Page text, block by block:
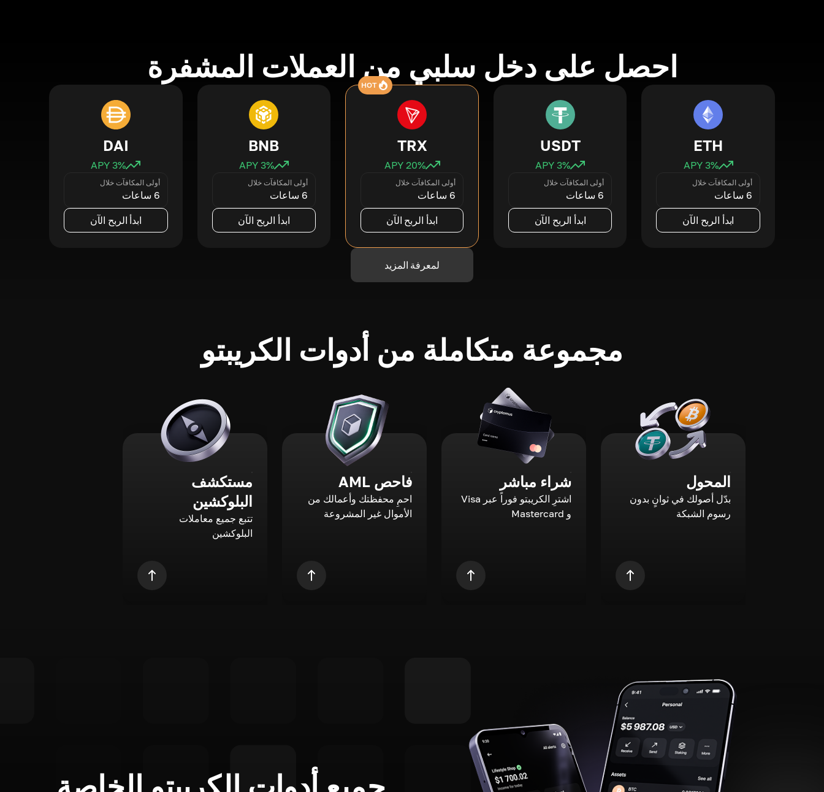
احصل على دخل سلبي من العملات المشفرة
ETH
3% APY
أولى المكافآت خلال
6 ساعات
ابدأ الربح الآن
USDT
3% APY
أولى المكافآت خلال
6 ساعات
ابدأ الربح الآن
HOT
TRX
20% APY
أولى المكافآت خلال
6 ساعات
ابدأ الربح الآن
BNB
3% APY
أولى المكافآت خلال
6 ساعات
ابدأ الربح الآن
DAI
3% APY
أولى المكافآت خلال
6 ساعات
ابدأ الربح الآن
لمعرفة المزيد
مجموعة متكاملة من أدوات الكريبتو
المحول
بدّل أصولك في ثوانٍ بدون
رسوم الشبكة
شراء مباشر
اشترِ الكريبتو فوراً عبر Visa
و Mastercard
فاحص AML
احمِ محفظتك وأعمالك من
الأموال غير المشروعة
مستكشف
البلوكشين
تتبع جميع معاملات
البلوكشين